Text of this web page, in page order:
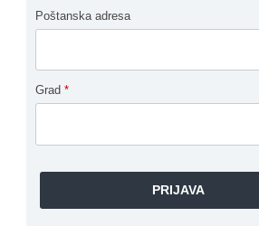
Poštanska adresa
Grad *